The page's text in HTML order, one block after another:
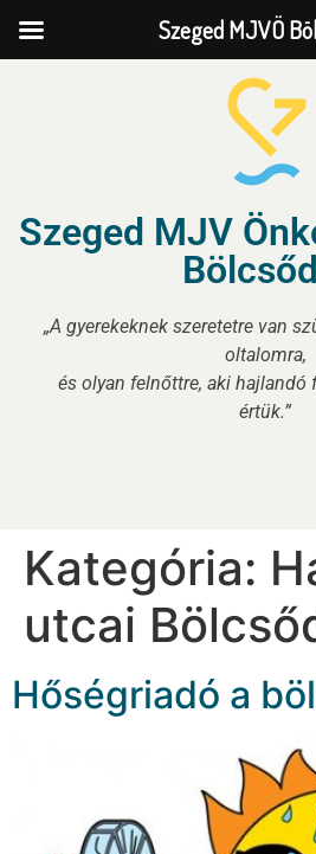
Szeged MJV
„A gyerekeknek szeretetre van
oltalomra,
és olyan felnőttre, aki hajlandó
értük.”
Kategória:
utcai
Hőségriadó a
Szeged MJVÖ